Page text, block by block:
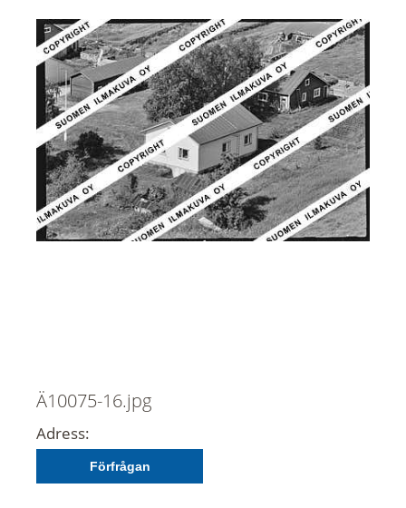
Ä10075-16.jpg
Adress:
Förfrågan